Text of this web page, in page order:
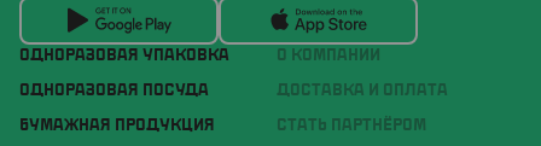
ОДНОРАЗОВАЯ УПАКОВКА
ОДНОРАЗОВАЯ ПОСУДА
БУМАЖНАЯ ПРОДУКЦИЯ
О КОМПАНИИ
ДОСТАВКА И ОПЛАТА
СТАТЬ ПАРТНЁРОМ